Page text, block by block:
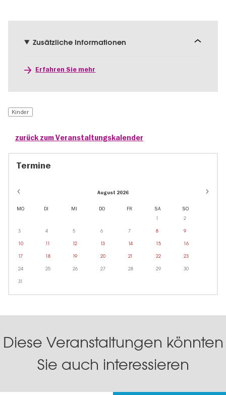
Zusätzliche Informationen
Erfahren Sie mehr
Kinder
zurück zum Veranstaltungskalender
Termine
August 2026
MO DI MI DO FR SA SO
1 2
3 4 5 6 7 8 9
10 11 12 13 14 15 16
17 18 19 20 21 22 23
24 25 26 27 28 29 30
31
Diese Veranstaltungen könnten
Sie auch interessieren